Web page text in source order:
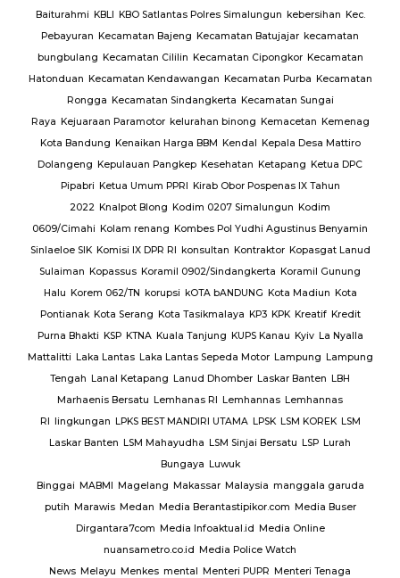
Baiturahmi KBLI KBO Satlantas Polres Simalungun kebersihan Kec.
Pebayuran Kecamatan Bajeng Kecamatan Batujajar kecamatan
bungbulang Kecamatan Cililin Kecamatan Cipongkor Kecamatan
Hatonduan Kecamatan Kendawangan Kecamatan Purba Kecamatan
Rongga Kecamatan Sindangkerta Kecamatan Sungai
Raya Kejuaraan Paramotor kelurahan binong Kemacetan Kemenag
Kota Bandung Kenaikan Harga BBM Kendal Kepala Desa Mattiro
Dolangeng Kepulauan Pangkep Kesehatan Ketapang Ketua DPC
Pipabri Ketua Umum PPRI Kirab Obor Pospenas IX Tahun
2022 Knalpot Blong Kodim 0207 Simalungun Kodim
0609/Cimahi Kolam renang Kombes Pol Yudhi Agustinus Benyamin
Sinlaeloe SIK Komisi IX DPR RI konsultan Kontraktor Kopasgat Lanud
Sulaiman Kopassus Koramil 0902/Sindangkerta Koramil Gunung
Halu Korem 062/TN korupsi kOTA bANDUNG Kota Madiun Kota
Pontianak Kota Serang Kota Tasikmalaya KP3 KPK Kreatif Kredit
Purna Bhakti KSP KTNA Kuala Tanjung KUPS Kanau Kyiv La Nyalla
Mattalitti Laka Lantas Laka Lantas Sepeda Motor Lampung Lampung
Tengah Lanal Ketapang Lanud Dhomber Laskar Banten LBH
Marhaenis Bersatu Lemhanas RI Lemhannas Lemhannas
RI lingkungan LPKS BEST MANDIRI UTAMA LPSK LSM KOREK LSM
Laskar Banten LSM Mahayudha LSM Sinjai Bersatu LSP Lurah
Bungaya Luwuk
Binggai MABMI Magelang Makassar Malaysia manggala garuda
putih Marawis Medan Media Berantastipikor.com Media Buser
Dirgantara7com Media Infoaktual.id Media Online
nuansametro.co.id Media Police Watch
News Melayu Menkes mental Menteri PUPR Menteri Tenaga